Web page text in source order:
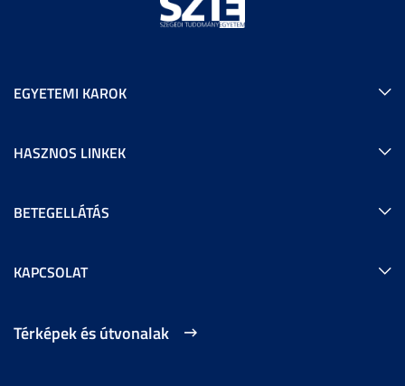
EGYETEMI KAROK
HASZNOS LINKEK
BETEGELLÁTÁS
KAPCSOLAT
Térképek és útvonalak